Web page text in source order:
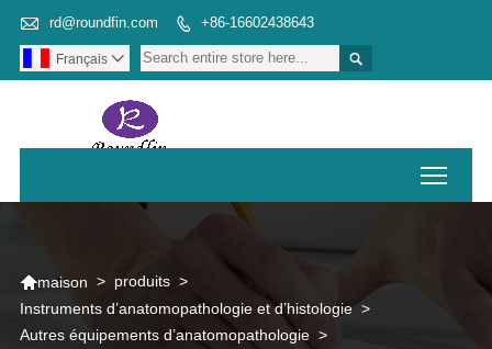
 rd@roundfin.com  +86-16602438643

Français 
maison > produits >
Instruments d’anatomopathologie et d’histologie >
Autres équipements d’anatomopathologie >